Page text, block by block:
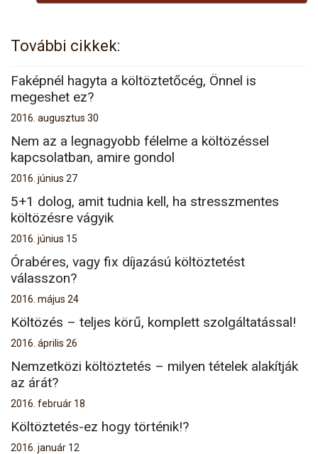
További cikkek:
Faképnél hagyta a költöztetőcég, Önnel is
megeshet ez?
2016. augusztus 30
Nem az a legnagyobb félelme a költözéssel
kapcsolatban, amire gondol
2016. június 27
5+1 dolog, amit tudnia kell, ha stresszmentes
költözésre vágyik
2016. június 15
Órabéres, vagy fix díjazású költöztetést
válasszon?
2016. május 24
Költözés – teljes körű, komplett szolgáltatással!
2016. április 26
Nemzetközi költöztetés – milyen tételek alakítják
az árát?
2016. február 18
Költöztetés-ez hogy történik!?
2016. január 12